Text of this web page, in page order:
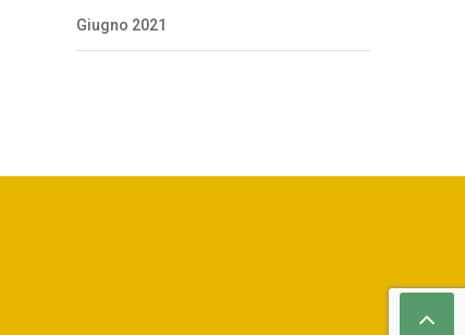
Giugno 2021